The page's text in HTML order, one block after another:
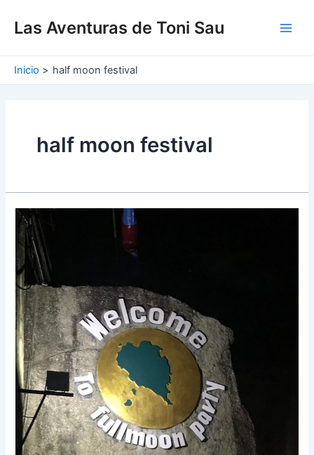
Las Aventuras de Toni Sau
Inicio half moon festival
half moon festival